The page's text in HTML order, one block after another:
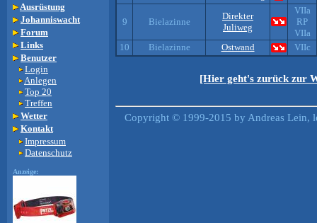
Ausrüstung
Johanniswacht
Forum
Links
Benutzer
Login
Anlegen
Top 20
Treffen
Wetter
Kontakt
Impressum
Datenschutz
Anzeige:
9 Bielazinne
Direkter
Juliweg
VIIa
RP
VIIa
10
Bielazinne Ostwand VIIc
[Hier geht's zurück zur
Copyright © 1999-2015 by Andreas Lein,